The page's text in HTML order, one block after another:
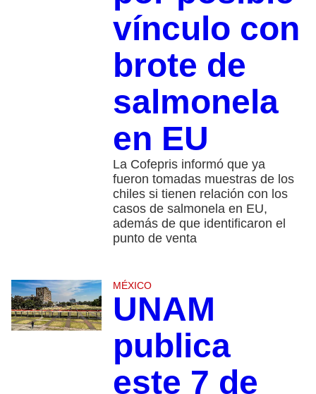
vínculo con
brote de
salmonela
en EU
La Cofepris informó que ya
fueron tomadas muestras de los
chiles si tienen relación con los
casos de salmonela en EU,
además de que identificaron el
punto de venta
MÉXICO
UNAM
publica
este 7 de